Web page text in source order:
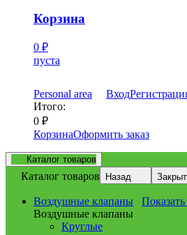
Корзина
0 ₽
пуста
Personal area Вход
Итого:
0 ₽
КорзинаОформить заказ
Каталог товаров
Каталог товаров Назад
Воздушные клапаны
Воздушные клапаны
Круглые